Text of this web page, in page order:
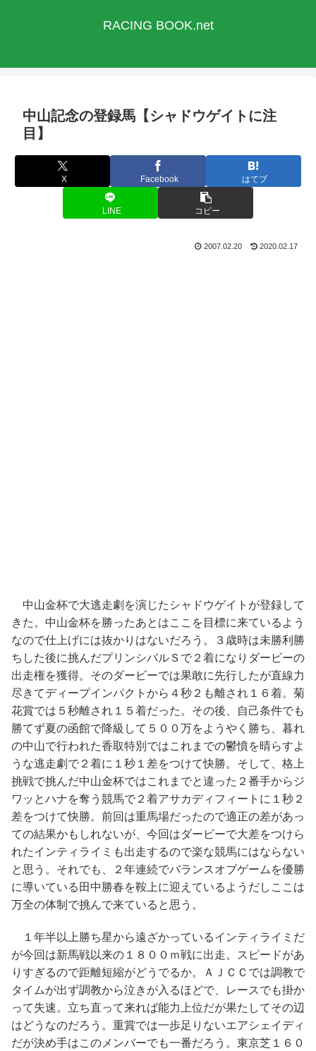
RACING BOOK.net
中山記念の登録馬【シャドウゲイトに注
目】
X Facebook はてブ
LINE コピー
2007.02.20 2020.02.17
中山金杯で大逃走劇を演じたシャドウゲイトが登録して
きた。中山金杯を勝ったあとはここを目標に来ているよう
なので仕上げには抜かりはないだろう。３歳時は未勝利勝
ちした後に挑んだプリンシバルＳで２着になりダービーの
出走権を獲得。そのダービーでは果敢に先行したが直線力
尽きてディープインパクトから４秒２も離され１６着。菊
花賞では５秒離され１５着だった。その後、自己条件でも
勝てず夏の函館で降級して５００万をようやく勝ち、暮れ
の中山で行われた香取特別ではこれまでの鬱憤を晴らすよ
うな逃走劇で２着に１秒１差をつけて快勝。そして、格上
挑戦で挑んだ中山金杯ではこれまでと違った２番手からジ
ワッとハナを奪う競馬で２着アサカディフィートに１秒２
差をつけて快勝。前回は重馬場だったので適正の差があっ
ての結果かもしれないが、今回はダービーで大差をつけら
れたインティライミも出走するので楽な競馬にはならない
と思う。それでも、２年連続でバランスオブゲームを優勝
に導いている田中勝春を鞍上に迎えているようだしここは
万全の体制で挑んで来ていると思う。
１年半以上勝ち星から遠ざかっているインティライミだ
が今回は新馬戦以来の１８００ｍ戦に出走。スピードがあ
りすぎるので距離短縮がどうでるか。ＡＪＣＣでは調教で
タイムが出ず調教から泣きが入るほどで、レースでも掛か
って失速。立ち直って来れば能力上位だが果たしてその辺
はどうなのだろう。重賞では一歩足りないエアシェイディ
だが決め手はこのメンバーでも一番だろう。東京芝１６０